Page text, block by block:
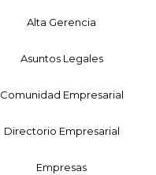
Alta Gerencia
Asuntos Legales
Comunidad Empresarial
Directorio Empresarial
Empresas